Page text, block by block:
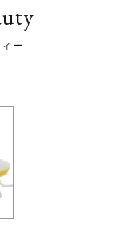
ー